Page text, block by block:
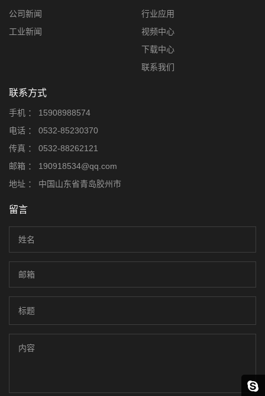
公司新闻
工业新闻
行业应用
视频中心
下载中心
联系我们
联系方式
手机 ：
15908988574
电话 ：
0532-85230370
传真 ：
0532-88262121
邮箱 ：
190918534@qq.com
地址 ：
中国山东省青岛胶州市
留言